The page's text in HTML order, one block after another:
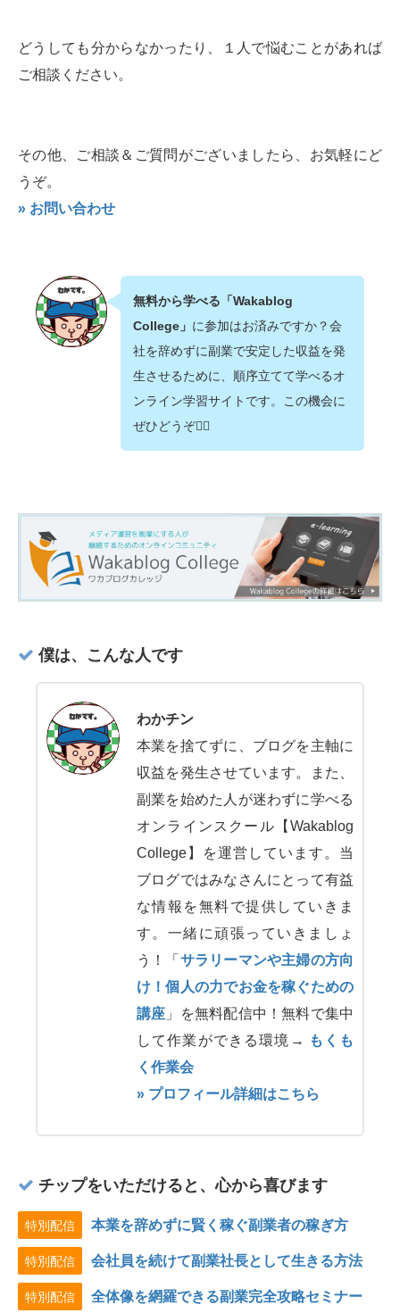
どうしても分からなかったり、１人で悩むことがあれば
ご相談ください。
その他、ご相談＆ご質問がございましたら、お気軽にど
うぞ。
» お問い合わせ
無料から学べる「Wakablog
College」 に参加はお済みですか？会
社を辞めずに副業で安定した収益を発
生させるために、順序立てて学べるオ
ンライン学習サイトです。この機会に
ぜひどうぞ💁‍♂️
僕は、こんな人です
わかチン
本業を捨てずに、ブログを主軸に
収益を発生させています。また、
副業を始めた人が迷わずに学べる
オンラインスクール【Wakablog
College】を運営しています。当
ブログではみなさんにとって有益
な情報を無料で提供していきま
す。一緒に頑張っていきましょ
う！「 サラリーマンや主婦の方向
け！個人の力でお金を稼ぐための
講座 」を無料配信中！無料で集中
して作業ができる環境→
もくも
く作業会
» プロフィール詳細はこちら
チップをいただけると、心から喜びます
特別配信 本業を辞めずに賢く稼ぐ副業者の稼ぎ方
特別配信 会社員を続けて副業社長として生きる方法
特別配信 全体像を網羅できる副業完全攻略セミナー